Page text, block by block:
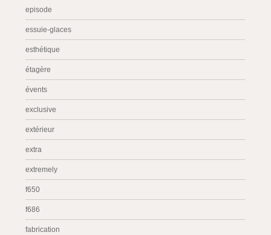
episode
essuie-glaces
esthétique
étagère
évents
exclusive
extérieur
extra
extremely
f650
f686
fabrication